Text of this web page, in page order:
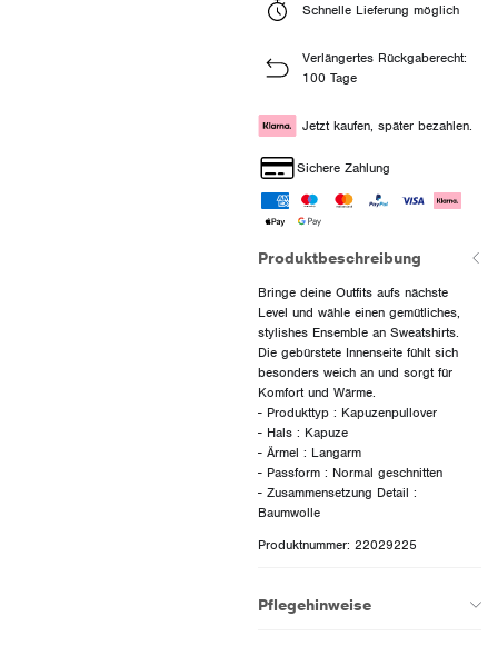
Schnelle Lieferung möglich
Verlängertes Rückgaberecht:
100 Tage
Jetzt kaufen, später bezahlen.
Sichere Zahlung
Produktbeschreibung
Bringe deine Outfits aufs nächste
Level und wähle einen gemütliches,
stylishes Ensemble an Sweatshirts.
Die gebürstete Innenseite fühlt sich
besonders weich an und sorgt für
Komfort und Wärme.
- Produkttyp : Kapuzenpullover
- Hals : Kapuze
- Ärmel : Langarm
- Passform : Normal geschnitten
- Zusammensetzung Detail :
Baumwolle
Produktnummer: 22029225
Pflegehinweise